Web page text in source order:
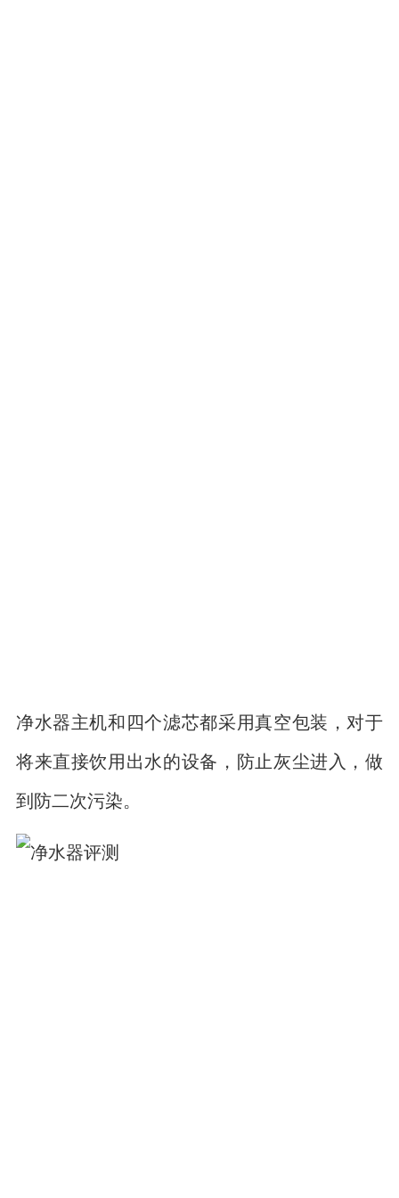
净水器主机和四个滤芯都采用真空包装，对于
将来直接饮用出水的设备，防止灰尘进入，做
到防二次污染。